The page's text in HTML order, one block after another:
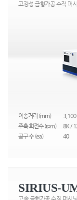
고강성 금형가공 수직 머
이송거리 (mm)
주축 회전수 (rpm)
8K /
공구 수 (ea)
40
SIRIUS-
고속 금형가공 수직 머시